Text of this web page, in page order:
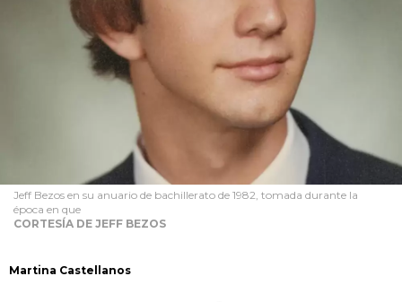
Jeff Bezos en su anuario de bachillerato de 1982, tomada durante la
época en que
CORTESÍA DE JEFF BEZOS
Martina Castellanos